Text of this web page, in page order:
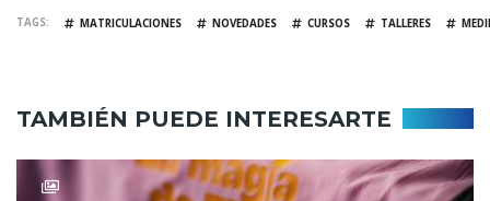
TAGS MATRICULACIONES NOVEDADES CURSOS TALLERES
TAMBIÉN PUEDE INTERESARTE